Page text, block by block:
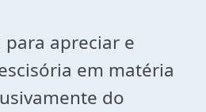
apreciar e
em matéria
do